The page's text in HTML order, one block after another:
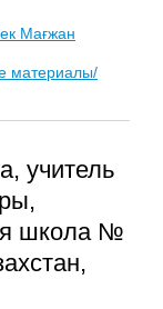
Мағжан
материалы/
учитель
школа №